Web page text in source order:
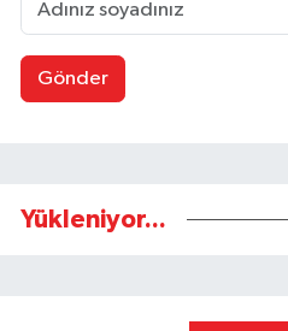
Gönder
Yükleniyor...